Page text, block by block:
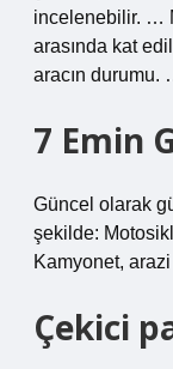
incelenebilir. …
arasında kat
aracın durumu.
7 Emin
Güncel olarak
şekilde:
Kamyonet,
Çekici